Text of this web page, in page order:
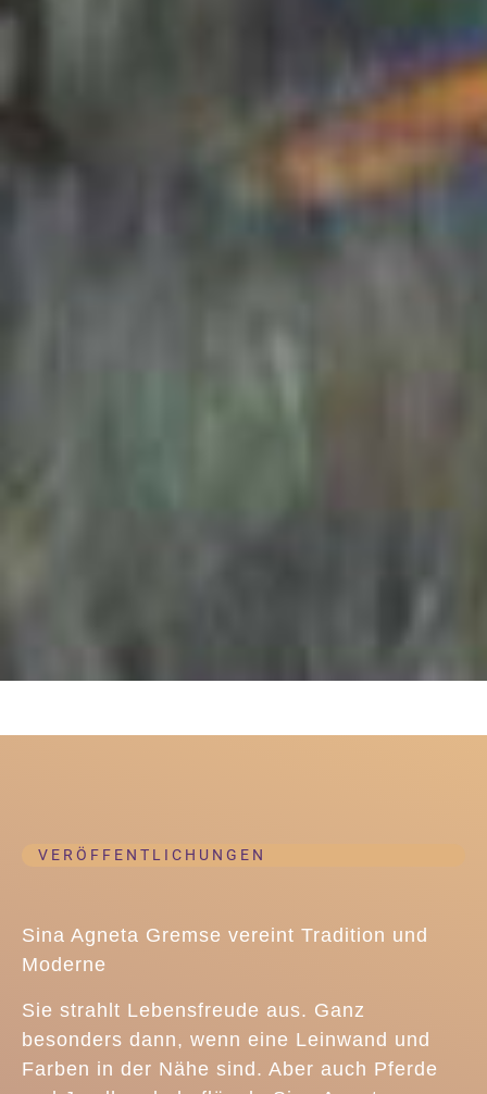
VERÖFFENTLICHUNGEN
Sina Agneta Gremse vereint Tradition und
Moderne
Sie strahlt Lebensfreude aus. Ganz
besonders dann, wenn eine Leinwand und
Farben in der Nähe sind. Aber auch Pferde